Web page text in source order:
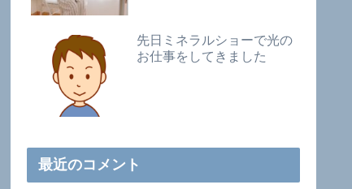
先日ミネラルショーで光の
お仕事をしてきました
最近のコメント